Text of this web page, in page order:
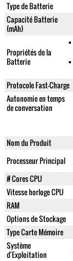
Type de Batterie
Capacité Batterie
(mAh)
Propriétés de la
Batterie
Protocole Fast-Charge
Autonomie en temps
de conversation
Nom du Produit
Processeur Principal
# Cores CPU
Vitesse horloge CPU
RAM
Options de Stockage
Type Carte Mémoire
Système
d'Exploitation